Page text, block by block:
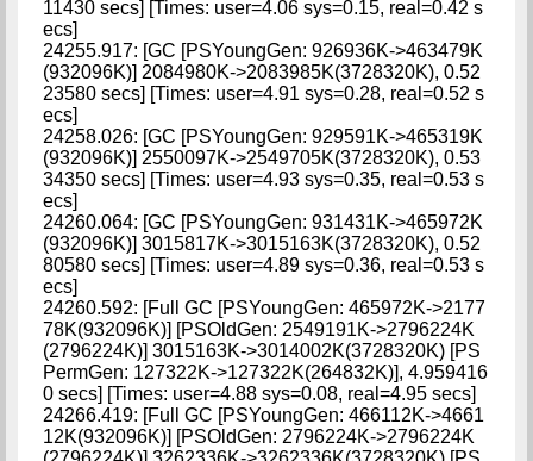
11430 secs] [Times: user=4.06 sys=0.15, real=0.42 s
ecs]
24255.917: [GC [PSYoungGen: 926936K->463479K
(932096K)] 2084980K->2083985K(3728320K), 0.52
23580 secs] [Times: user=4.91 sys=0.28, real=0.52 s
ecs]
24258.026: [GC [PSYoungGen: 929591K->465319K
(932096K)] 2550097K->2549705K(3728320K), 0.53
34350 secs] [Times: user=4.93 sys=0.35, real=0.53 s
ecs]
24260.064: [GC [PSYoungGen: 931431K->465972K
(932096K)] 3015817K->3015163K(3728320K), 0.52
80580 secs] [Times: user=4.89 sys=0.36, real=0.53 s
ecs]
24260.592: [Full GC [PSYoungGen: 465972K->2177
78K(932096K)] [PSOldGen: 2549191K->2796224K
(2796224K)] 3015163K->3014002K(3728320K) [PS
PermGen: 127322K->127322K(264832K)], 4.959416
0 secs] [Times: user=4.88 sys=0.08, real=4.95 secs]
24266.419: [Full GC [PSYoungGen: 466112K->4661
12K(932096K)] [PSOldGen: 2796224K->2796224K